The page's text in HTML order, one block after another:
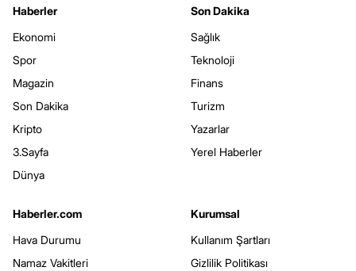
Haberler
Ekonomi
Spor
Magazin
Son Dakika
Kripto
3.Sayfa
Dünya
Son Dakika
Sağlık
Teknoloji
Finans
Turizm
Yazarlar
Yerel Haberler
Haberler.com
Hava Durumu
Namaz Vakitleri
Kurumsal
Kullanım Şartları
Gizlilik Politikası